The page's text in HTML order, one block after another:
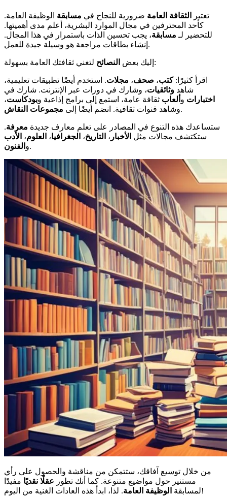
تعتبر الثقافة العامة ضرورية للنجاح في مسابقة الوظيفة العامة.
كأحد المحترفين في مجال الموارد البشرية، أعلم مدى أهميتها.
للتحضير لـ مسابقة، يجب تحسين الذات باستمرار في هذا المجال.
إنشاء بطاقات مراجعة هو وسيلة جيدة للعمل.
إليك بعض النصائح لتغني ثقافتك العامة بسهولة:
اقرأ كثيرًا:كتب، صحف، مجلات. استخدم أيضًا تطبيقات تعليمية،
شاهد وثائقيات، وشارك في دورات عبر الإنترنت. شارك في
اختبارات و ألعاب ثقافة عامة، استمع إلى برامج إذاعية وبودكاست،
وشاهد قنوات ثقافية. انضم أيضًا إلى مجموعات النقاش .
ستساعدك هذه التنوع في المصادر على تعلم معارف جديدة معرفة.
ستكتشف مجالات مثل الأخبار ، التاريخ، الجغرافيا، العلوم، الأدب
و الفنون .
من خلال توسيع آفاقك، ستتمكن من مناقشة والحصول على رأي
مستنير حول مواضيع متنوعة. كما أنك تطور عقلًا نقديًا مفيدًا
لمسابقة الوظيفة العامة . لذا، ابدأ هذه العادات الغنية من اليوم!